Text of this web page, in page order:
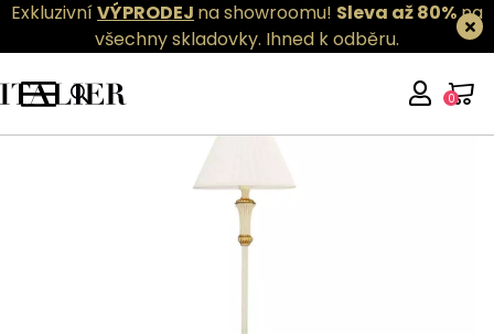
ExkluzivníVÝPRODEJ na showroomu! Sleva až 80%na
všechny skladovky. Ihned k odběru.
0